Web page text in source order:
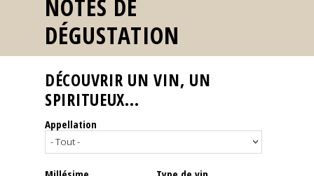
la
une
Reportages
Nos
Spiritueux
NOTES DE
DÉGUSTATION
DÉCOUVRIR UN VIN, UN
SPIRITUEUX...
Appellation